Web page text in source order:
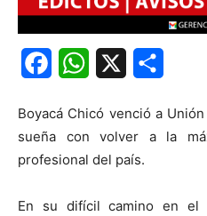
FacebookWhatsApp
Boyacá Chicó venció a
sueña con volver a la
profesional del país.
En su difícil camino en el